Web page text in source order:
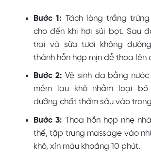
Bước 1: Tách lòng trắng
cho đến khi hơi sủi bọt. Sau
trai và sữa tươi không
thành hỗn hợp mịn dễ thoa lên
Bước 2: Vệ sinh da bằng
mềm lau khô nhằm loại
dưỡng chất thấm sâu vào
Bước 3: Thoa hỗn hợp nhẹ
thể, tập trung massage vào
khô, xỉn màu khoảng 10 phút.